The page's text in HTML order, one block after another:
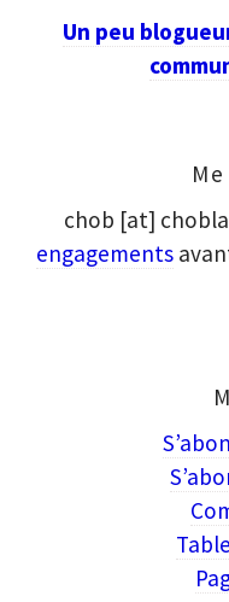
Un peu
chob [at]
engagements